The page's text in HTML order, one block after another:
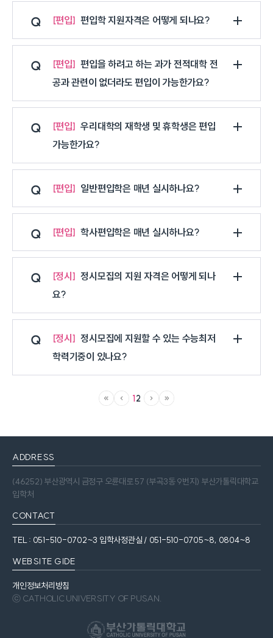
편입 편입학 지원자격은 어떻게 되나요?
편입
편입을 하려고 하는 과가 전적대학 전
공과 관련이 없더라도 편입이 가능한가요?
편입
우리대학의 재학생 및 휴학생은 편입
가능한가요?
편입 일반편입학은 매년 실시하나요?
편입 학사편입학은 매년 실시하나요?
정시
정시모집의 지원 자격은 어떻게 되나
요?
정시
정시모집에 지원할 수 있는 수능최저
학력기중이 있나요?
12
ADDRESS
(46252) 부산광역시 금정구 오륜대로 57 (부곡3동 9번지) 부산가톨릭대학교
입학처
CONTACT
TEL : 051-510-0702~3 입학사정관실 / 051-510-0705~8, 0804~8
WEBSITE GIDE
개인정보처리방침
ⓒ CATHOLIC UNIVERSITY OF PUSAN.